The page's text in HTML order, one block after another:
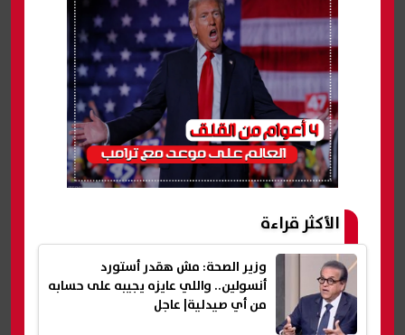
الأكثر قراءة
وزير الصحة: مش هقدر أستورد
أنسولين.. واللي عايزه يجيبه على حسابه
من أي صيدلية| عاجل